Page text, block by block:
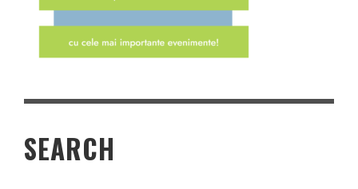
SEARCH